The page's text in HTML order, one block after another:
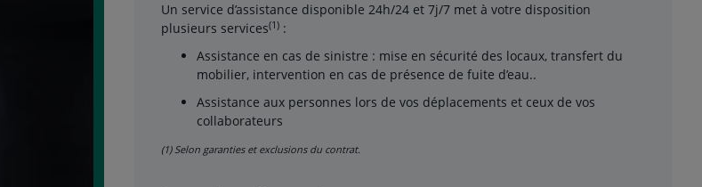
Un service d’assistance disponible 24h/24 et 7j/7 met à votre disposition
plusieurs services(1):
Assistance en cas de sinistre : mise en sécurité des locaux, transfert du
mobilier, intervention en cas de présence de fuite d’eau..
Assistance aux personnes lors de vos déplacements et ceux de vos
collaborateurs
(1) Selon garanties et exclusions du contrat.